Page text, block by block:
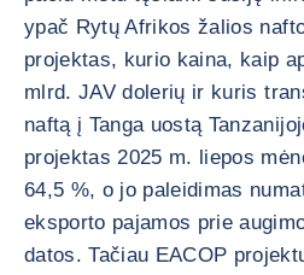
ypač Rytų Afrikos žalios
projektas, kurio kaina, kaip
mlrd. JAV dolerių ir kuris
naftą į Tanga uostą
projektas 2025 m. liepos
64,5 %, o jo paleidimas
eksporto pajamos prie
datos. Tačiau EACOP